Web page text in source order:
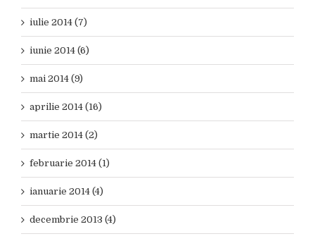
iulie 2014 (7)
iunie 2014 (6)
mai 2014 (9)
aprilie 2014 (16)
martie 2014 (2)
februarie 2014 (1)
ianuarie 2014 (4)
decembrie 2013 (4)